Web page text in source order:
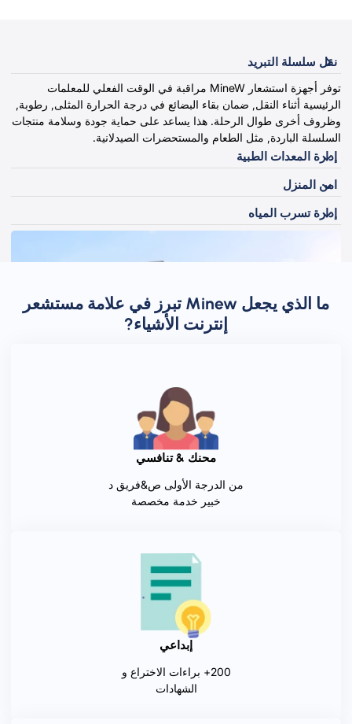
نقل سلسلة التبريد
توفر أجهزة استشعار MineW مراقبة في الوقت الفعلي للمعلمات
الرئيسية أثناء النقل, ضمان بقاء البضائع في درجة الحرارة المثلى, رطوبة,
وظروف أخرى طوال الرحلة. هذا يساعد على حماية جودة وسلامة منتجات
السلسلة الباردة, مثل الطعام والمستحضرات الصيدلانية.
إدارة المعدات الطبية
امن المنزل
إدارة تسرب المياه
ما الذي يجعل Minew تبرز في علامة مستشعر
إنترنت الأشياء?
محنك & تنافسي
من الدرجة الأولى ص&فريق د
خبير خدمة مخصصة
إبداعي
200+ براءات الاختراع و
الشهادات